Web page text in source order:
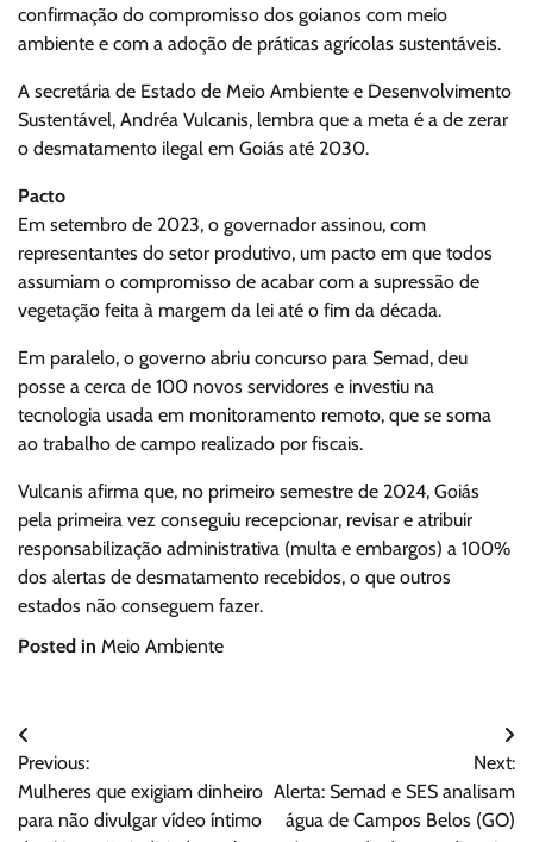
confirmação do compromisso dos goianos com meio
ambiente e com a adoção de práticas agrícolas sustentáveis.
A secretária de Estado de Meio Ambiente e Desenvolvimento
Sustentável, Andréa Vulcanis, lembra que a meta é a de zerar
o desmatamento ilegal em Goiás até 2030.
Pacto
Em setembro de 2023, o governador assinou, com
representantes do setor produtivo, um pacto em que todos
assumiam o compromisso de acabar com a supressão de
vegetação feita à margem da lei até o fim da década.
Em paralelo, o governo abriu concurso para Semad, deu
posse a cerca de 100 novos servidores e investiu na
tecnologia usada em monitoramento remoto, que se soma
ao trabalho de campo realizado por fiscais.
Vulcanis afirma que, no primeiro semestre de 2024, Goiás
pela primeira vez conseguiu recepcionar, revisar e atribuir
responsabilização administrativa (multa e embargos) a 100%
dos alertas de desmatamento recebidos, o que outros
estados não conseguem fazer.
Posted in Meio Ambiente
Navegação
de
Post
Previous:
Mulheres que exigiam dinheiro
para não divulgar vídeo íntimo
Next:
Alerta: Semad e SES analisam
água de Campos Belos (GO)